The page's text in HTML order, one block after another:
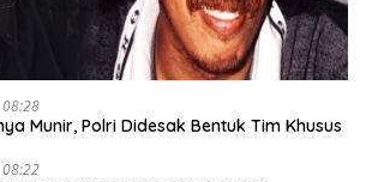
Munir, Polri Didesak Bentuk Tim Khusus